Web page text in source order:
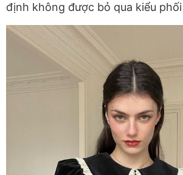
định không được bỏ qua kiểu